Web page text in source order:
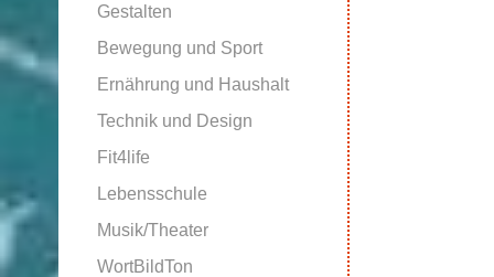
Gestalten
Bewegung und Sport
Ernährung und Haushalt
Technik und Design
Fit4life
Lebensschule
Musik/Theater
WortBildTon